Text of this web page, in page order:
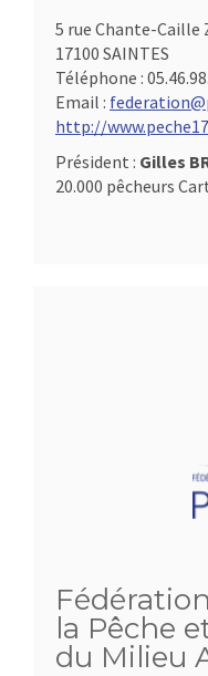
5 rue Chante-Caille
17100 SAINTES
Téléphone :
Email :
http://
Président : Gilles
20.000 pêcheurs
la Pêche
du Milieu